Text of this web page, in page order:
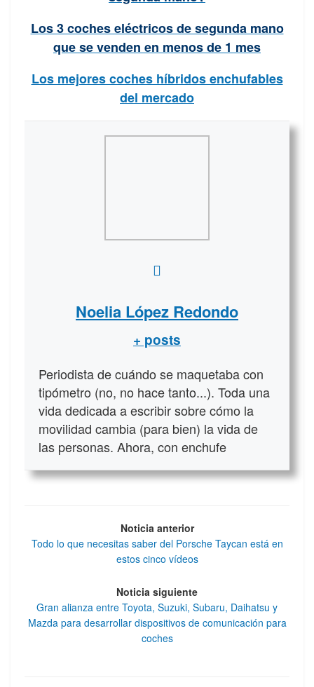
Los 3 coches eléctricos de segunda mano
que se venden en menos de 1 mes
Los mejores coches híbridos enchufables
del mercado
Noelia López Redondo
+ posts
Periodista de cuándo se maquetaba con
tipómetro (no, no hace tanto...). Toda una
vida dedicada a escribir sobre cómo la
movilidad cambia (para bien) la vida de
las personas. Ahora, con enchufe
Noticia anterior
Todo lo que necesitas saber del Porsche Taycan está en
estos cinco vídeos
Noticia siguiente
Gran alianza entre Toyota, Suzuki, Subaru, Daihatsu y
Mazda para desarrollar dispositivos de comunicación para
coches